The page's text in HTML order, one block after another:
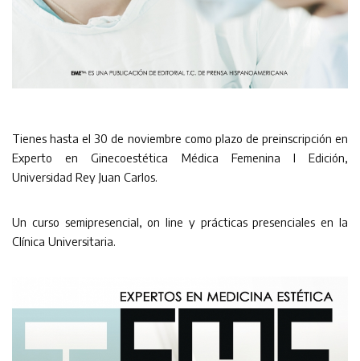
Tienes hasta el 30 de noviembre como plazo de preinscripción en
Experto en Ginecoestética Médica Femenina I Edición,
Universidad Rey Juan Carlos.
Un curso semipresencial, on line y prácticas presenciales en la
Clínica Universitaria.